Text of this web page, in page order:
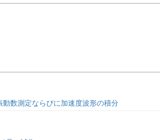
数測定ならびに加速度波形の積分